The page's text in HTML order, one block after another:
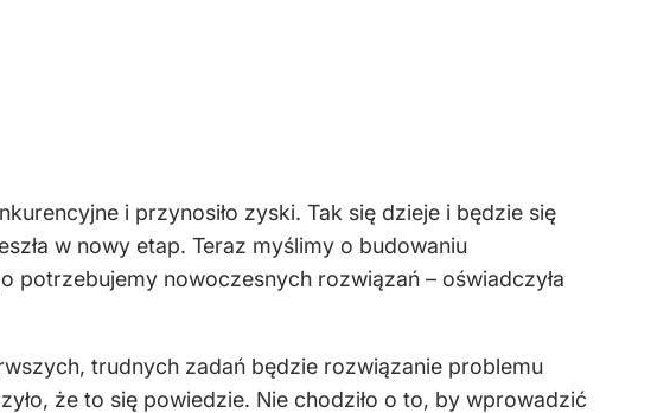
i przynosiło zyski. Tak się dzieje i będzie się
w nowy etap. Teraz myślimy o budowaniu
nowoczesnych rozwiązań – oświadczyła
trudnych zadań będzie rozwiązanie problemu
że to się powiedzie. Nie chodziło o to, by wprowadzić